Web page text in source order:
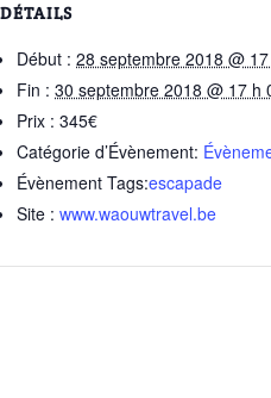
DÉTAILS
Début : 28 septembre 2018 @
Fin : 30 septembre 2018 @ 17 h
Prix : 345€
Catégorie d’Évènement:
Évènement Tags:escapade
Site : www.waouwtravel.be